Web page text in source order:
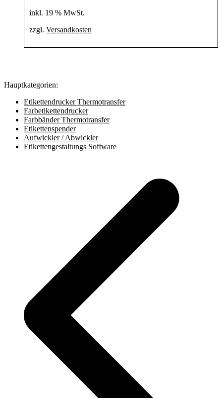
inkl. 19 % MwSt.
zzgl. Versandkosten
Hauptkategorien:
Etikettendrucker Thermotransfer
Farbetikettendrucker
Farbbänder Thermotransfer
Etikettenspender
Aufwickler / Abwickler
Etikettengestaltungs Software